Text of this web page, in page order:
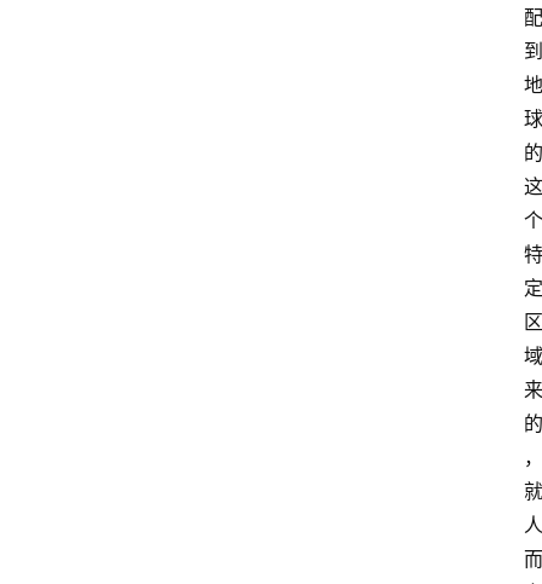
配
到
地
球
的
这
个
特
定
区
域
来
的
，
就
人
而